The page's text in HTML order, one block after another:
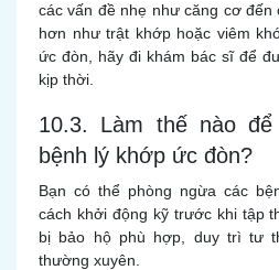
các vấn đề nhẹ như căng cơ đến
hơn như trật khớp hoặc viêm
ức đòn, hãy đi khám bác sĩ để
kịp thời.
10.3. Làm thế nào
bệnh lý khớp ức đòn?
Bạn có thể phòng ngừa các
cách khởi động kỹ trước khi tập
bị bảo hộ phù hợp, duy trì tư
thường xuyên.